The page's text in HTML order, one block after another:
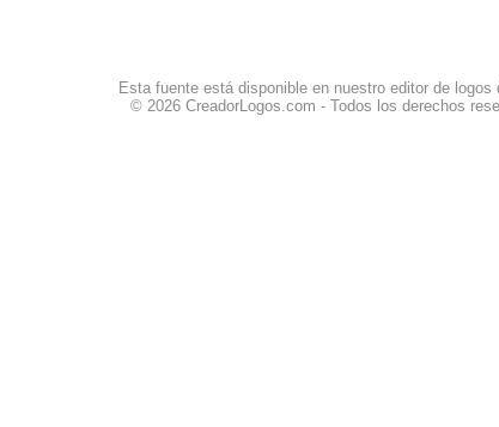
Esta fuente está disponible en nuestro editor de logos
© 2026 CreadorLogos.com - Todos los derechos